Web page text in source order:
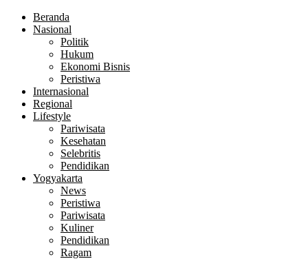
Beranda
Nasional
Politik
Hukum
Ekonomi Bisnis
Peristiwa
Internasional
Regional
Lifestyle
Pariwisata
Kesehatan
Selebritis
Pendidikan
Yogyakarta
News
Peristiwa
Pariwisata
Kuliner
Pendidikan
Ragam